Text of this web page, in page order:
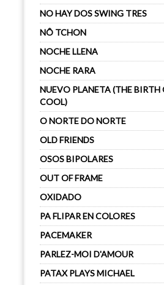
NO HAY DOS SWING TRES
NÔ TCHON
NOCHE LLENA
NOCHE RARA
NUEVO PLANETA (THE BIRTH
COOL)
O NORTE DO NORTE
OLD FRIENDS
OSOS BIPOLARES
OUT OF FRAME
OXIDADO
PA FLIPAR EN COLORES
PACEMAKER
PARLEZ-MOI D'AMOUR
PATAX PLAYS MICHAEL